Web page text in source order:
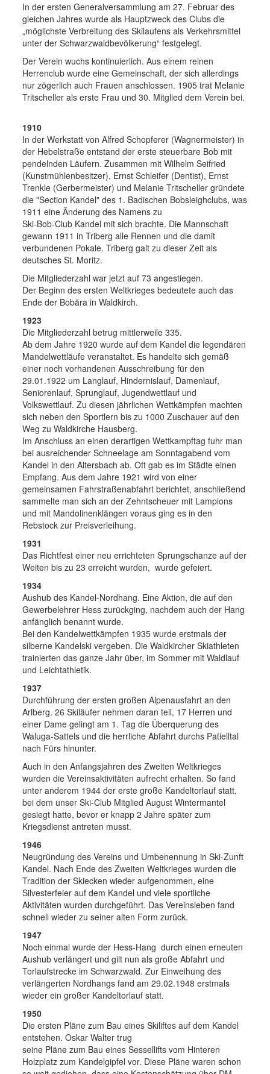
In der ersten Generalversammlung am 27. Februar des
gleichen Jahres wurde als Hauptzweck des Clubs die
„möglichste Verbreitung des Skilaufens als Verkehrsmittel
unter der Schwarzwaldbevölkerung“ festgelegt.
Der Verein wuchs kontinuierlich. Aus einem reinen
Herrenclub wurde eine Gemeinschaft, der sich allerdings
nur zögerlich auch Frauen anschlossen. 1905 trat Melanie
Tritscheller als erste Frau und 30. Mitglied dem Verein bei.
1910
In der Werkstatt von Alfred Schopferer (Wagnermeister) in
der Hebelstraße entstand der erste steuerbare Bob mit
pendelnden Läufern. Zusammen mit Wilhelm Seifried
(Kunstmühlenbesitzer), Ernst Schleifer (Dentist), Ernst
Trenkle (Gerbermeister) und Melanie Tritscheller gründete
die "Section Kandel" des 1. Badischen Bobsleighclubs, was
1911 eine Änderung des Namens zu
Ski-Bob-Club Kandel mit sich brachte. Die Mannschaft
gewann 1911 in Triberg alle Rennen und die damit
verbundenen Pokale. Triberg galt zu dieser Zeit als
deutsches St. Moritz.
Die Mitgliederzahl war jetzt auf 73 angestiegen.
Der Beginn des ersten Weltkrieges bedeutete auch das
Ende der Bobära in Waldkirch.
1923
Die Mitgliederzahl betrug mittlerweile 335.
Ab dem Jahre 1920 wurde auf dem Kandel die legendären
Mandelwettläufe veranstaltet. Es handelte sich gemäß
einer noch vorhandenen Ausschreibung für den
29.01.1922 um Langlauf, Hindernislauf, Damenlauf,
Seniorenlauf, Sprunglauf, Jugendwettlauf und
Volkswettlauf. Zu diesen jährlichen Wettkämpfen machten
sich neben den Sportlern bis zu 1000 Zuschauer auf den
Weg zu Waldkirche Hausberg.
Im Anschluss an einen derartigen Wettkampftag fuhr man
bei ausreichender Schneelage am Sonntagabend vom
Kandel in den Altersbach ab. Oft gab es im Städte einen
Empfang. Aus dem Jahre 1921 wird von einer
gemeinsamen Fahrstraßenabfahrt berichtet, anschließend
sammelte man sich an der Zehntscheuer mit Lampions
und mit Mandolinenklängen voraus ging es in den
Rebstock zur Preisverleihung.
1931
Das Richtfest einer neu errichteten Sprungschanze auf der
Weiten bis zu 23 erreicht wurden, wurde gefeiert.
1934
Aushub des Kandel-Nordhang. Eine Aktion, die auf den
Gewerbelehrer Hess zurückging, nachdem auch der Hang
anfänglich benannt wurde.
Bei den Kandelwettkämpfen 1935 wurde erstmals der
silberne Kandelski vergeben. Die Waldkircher Skiathleten
trainierten das ganze Jahr über, im Sommer mit Waldlauf
und Leichtathletik.
1937
Durchführung der ersten großen Alpenausfahrt an den
Arlberg. 26 Skiläufer nehmen daran teil, 17 Herren und
einer Dame gelingt am 1. Tag die Überquerung des
Waluga-Sattels und die herrliche Abfahrt durchs Patielltal
nach Fürs hinunter.
Auch in den Anfangsjahren des Zweiten Weltkrieges
wurden die Vereinsaktivitäten aufrecht erhalten. So fand
unter anderem 1944 der erste große Kandeltorlauf statt,
bei dem unser Ski-Club Mitglied August Wintermantel
gesiegt hatte, bevor er knapp 2 Jahre später zum
Kriegsdienst antreten musst.
1946
Neugründung des Vereins und Umbenennung in Ski-Zunft
Kandel. Nach Ende des Zweiten Weltkrieges wurden die
Tradition der Skiecken wieder aufgenommen, eine
Silvesterfeier auf dem Kandel und viele sportliche
Aktivitäten wurden durchgeführt. Das Vereinsleben fand
schnell wieder zu seiner alten Form zurück.
1947
Noch einmal wurde der Hess-Hang durch einen erneuten
Aushub verlängert und gilt nun als große Abfahrt und
Torlaufstrecke im Schwarzwald. Zur Einweihung des
verlängerten Nordhangs fand am 29.02.1948 erstmals
wieder ein großer Kandeltorlauf statt.
1950
Die ersten Pläne zum Bau eines Skiliftes auf dem Kandel
entstehen. Oskar Walter trug
seine Pläne zum Bau eines Sessellifts vom Hinteren
Holzplatz zum Kandelgipfel vor. Diese Pläne waren schon